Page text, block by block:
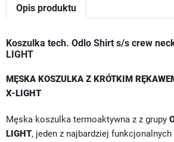
Opis produktu
Koszulka tech. Odlo Shirt s/s crew
LIGHT
MĘSKA KOSZULKA Z KRÓTKIM
X-LIGHT
Męska koszulka termoaktywna z z grupy
LIGHT, jeden z najbardziej